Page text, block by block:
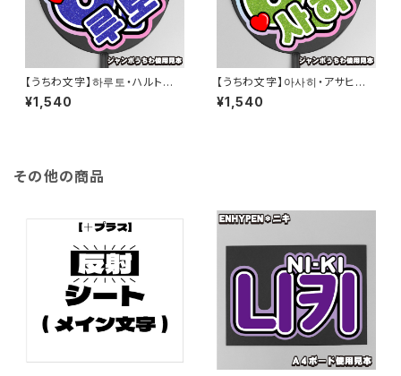
【うちわ文字】하루토・ハルト①H
ARUTO渡辺温斗 即納 【TREA
SURE】
¥1,540
【うちわ文字】아사히・アサヒ①A
SAHI 即納 【TREASURE】
¥1,540
その他の商品